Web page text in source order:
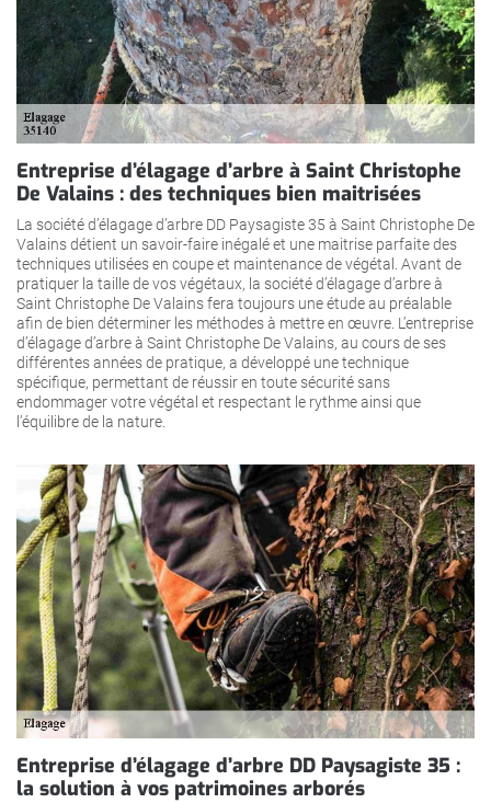
Entreprise d’élagage d’arbre à Saint Christophe
De Valains : des techniques bien maitrisées
La société d’élagage d’arbre DD Paysagiste 35 à Saint Christophe De
Valains détient un savoir-faire inégalé et une maitrise parfaite des
techniques utilisées en coupe et maintenance de végétal. Avant de
pratiquer la taille de vos végétaux, la société d’élagage d’arbre à
Saint Christophe De Valains fera toujours une étude au préalable
afin de bien déterminer les méthodes à mettre en œuvre. L’entreprise
d’élagage d’arbre à Saint Christophe De Valains, au cours de ses
différentes années de pratique, a développé une technique
spécifique, permettant de réussir en toute sécurité sans
endommager votre végétal et respectant le rythme ainsi que
l’équilibre de la nature.
Entreprise d’élagage d’arbre DD Paysagiste 35 :
la solution à vos patrimoines arborés